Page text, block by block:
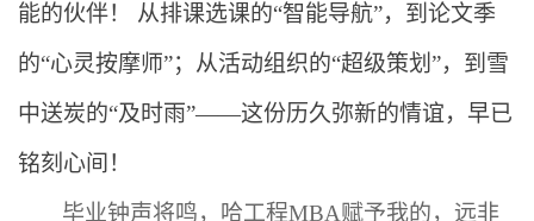
能的伙伴！
从排课选课的“智能导航”，到论文季
的“心灵按摩师”；从活动组织的“超级策划”，到雪
中送炭的“及时雨”——这份历久弥新的情谊，早已
铭刻心间！
毕业钟声将鸣，哈工程MBA赋予我的，远非